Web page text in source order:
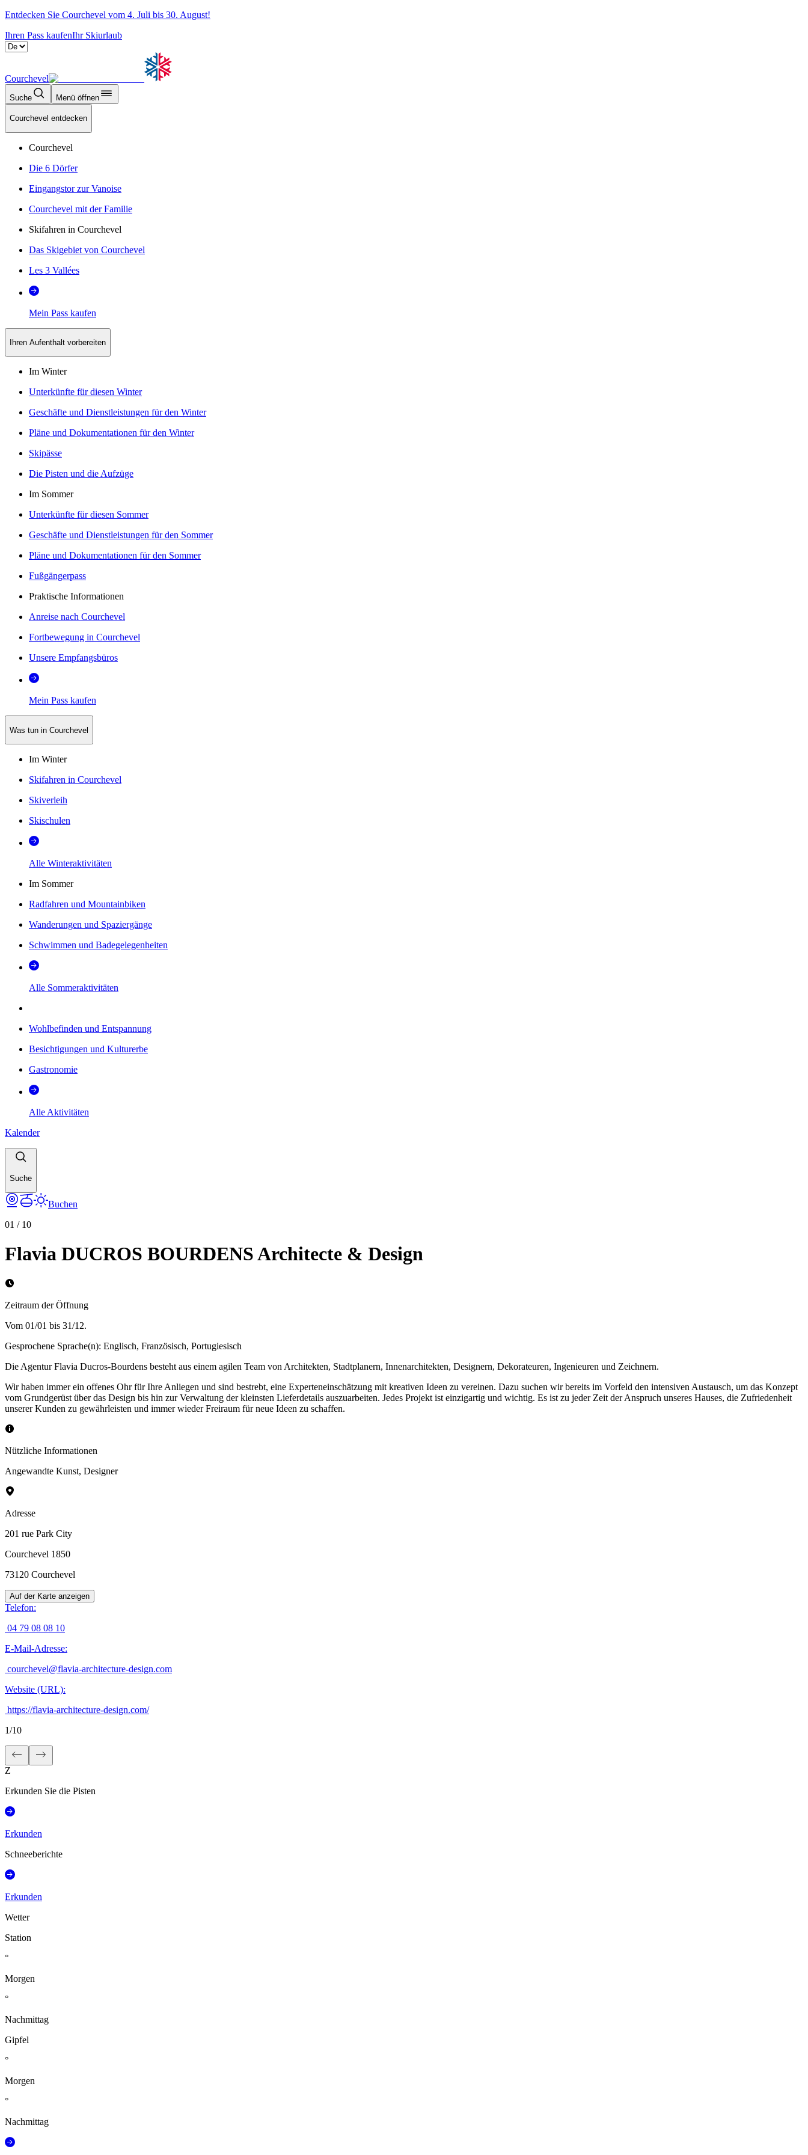
Entdecken Sie Courchevel vom 4. Juli bis 30. August!
Ihren Pass kaufenIhr Skiurlaub
Courchevel
Suche Menü öffnen
Courchevel entdecken
Courchevel
Die 6 Dörfer
Eingangstor zur Vanoise
Courchevel mit der Familie
Skifahren in Courchevel
Das Skigebiet von Courchevel
Les 3 Vallées
Mein Pass kaufen
Ihren Aufenthalt vorbereiten
Im Winter
Unterkünfte für diesen Winter
Geschäfte und Dienstleistungen für den Winter
Pläne und Dokumentationen für den Winter
Skipässe
Die Pisten und die Aufzüge
Im Sommer
Unterkünfte für diesen Sommer
Geschäfte und Dienstleistungen für den Sommer
Pläne und Dokumentationen für den Sommer
Fußgängerpass
Praktische Informationen
Anreise nach Courchevel
Fortbewegung in Courchevel
Unsere Empfangsbüros
Mein Pass kaufen
Was tun in Courchevel
Im Winter
Skifahren in Courchevel
Skiverleih
Skischulen
Alle Winteraktivitäten
Im Sommer
Radfahren und Mountainbiken
Wanderungen und Spaziergänge
Schwimmen und Badegelegenheiten
Alle Sommeraktivitäten
Wohlbefinden und Entspannung
Besichtigungen und Kulturerbe
Gastronomie
Alle Aktivitäten
Kalender
Suche
Buchen
01 / 10
Flavia DUCROS BOURDENS Architecte & Design
Zeitraum der Öffnung
Vom 01/01 bis 31/12.
Gesprochene Sprache(n): Englisch, Französisch, Portugiesisch
Die Agentur Flavia Ducros-Bourdens besteht aus einem agilen Team von Architekten, Stadtplanern, Innenarchitekten, Designern, Dekorateuren, Ingenieuren und Zeichnern.
Wir haben immer ein offenes Ohr für Ihre Anliegen und sind bestrebt, eine Experteneinschätzung mit kreativen Ideen zu vereinen. Dazu suchen wir bereits im Vorfeld den intensiven Austausch, um das Konzept
vom Grundgerüst über das Design bis hin zur Verwaltung der kleinsten Lieferdetails auszuarbeiten. Jedes Projekt ist einzigartig und wichtig. Es ist zu jeder Zeit der Anspruch unseres Hauses, die Zufriedenheit
unserer Kunden zu gewährleisten und immer wieder Freiraum für neue Ideen zu schaffen.
Nützliche Informationen
Angewandte Kunst, Designer
Adresse
201 rue Park City
Courchevel 1850
73120 Courchevel
Auf der Karte anzeigen
Telefon:
04 79 08 08 10
E-Mail-Adresse:
courchevel@flavia-architecture-design.com
Website (URL):
https://flavia-architecture-design.com/
1/10
Z
Erkunden Sie die Pisten
Erkunden
Schneeberichte
Erkunden
Wetter
Station
°
Morgen
°
Nachmittag
Gipfel
°
Morgen
°
Nachmittag